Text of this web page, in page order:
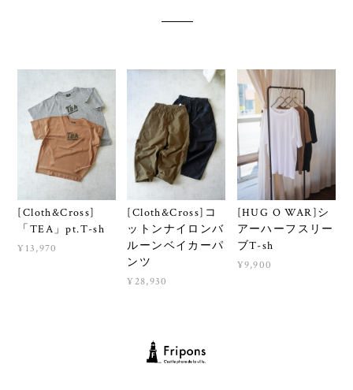
[Cloth&Cross]
「TEA」pt.T-sh
¥13,970
[Cloth&Cross]コ
ットンナイロンバ
ルーンベイカーパ
ンツ
¥28,930
[HUG O WAR]シ
アーハーフスリー
ブT-sh
¥9,900